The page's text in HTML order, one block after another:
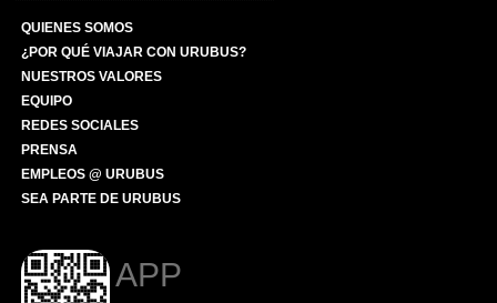
QUIENES SOMOS
¿POR QUÉ VIAJAR CON URUBUS?
NUESTROS VALORES
EQUIPO
REDES SOCIALES
PRENSA
EMPLEOS @ URUBUS
SEA PARTE DE URUBUS
APP